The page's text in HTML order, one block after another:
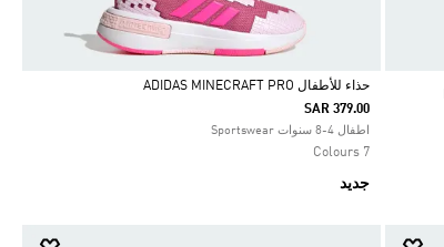
Selected
حذاء للأطفال ADIDAS MINECRAFT PRO
SAR 379.00
اطفال 4-8 سنوات Sportswear
7 Colours
جديد